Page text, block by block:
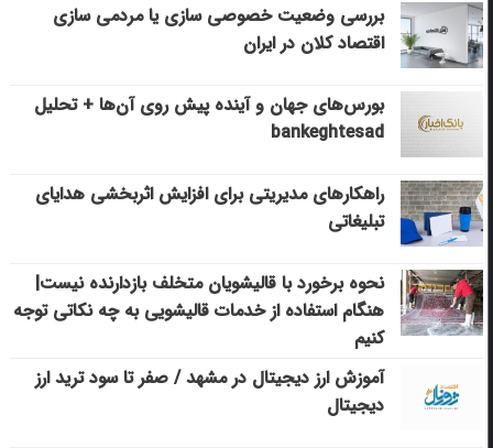
بررسی وضعیت خصوصی سازی یا مردمی سازی
اقتصاد کلان در ایران
بورس‌های جهان و آینده پیش روی آن‌ها + تحلیل
bankeghtesad
راهکارهای مدیریتی برای افزایش اثربخشی هدایای
تبلیغاتی
نحوه برخورد با قالیشویان متخلف بازدارنده نیست|
هنگام استفاده از خدمات قالیشویی به چه نکاتی توجه
کنیم
آموزش ارز دیجیتال در مشهد / صفر تا سود ترید ارز
دیجیتال